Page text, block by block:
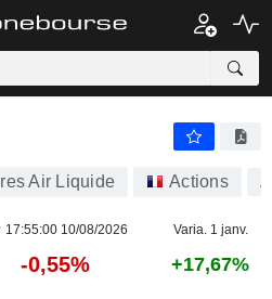
Air Liquide Actions
17:55:00 10/08/2026 Varia. 1 janv.
-0,55% +17,67%